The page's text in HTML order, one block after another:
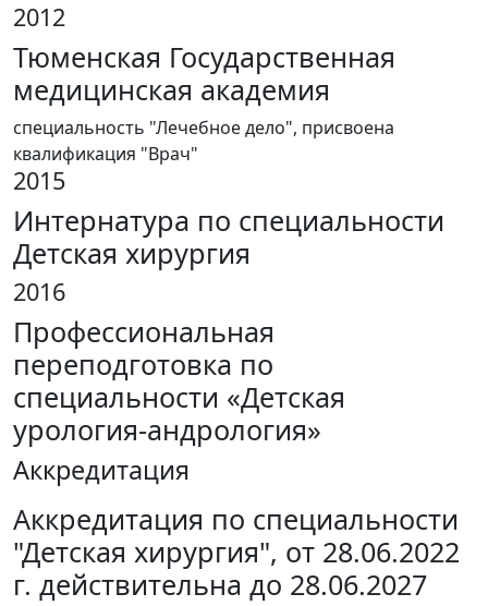
2012
Тюменская Государственная
медицинская академия
специальность "Лечебное дело", присвоена
квалификация "Врач"
2015
Интернатура по специальности
Детская хирургия
2016
Профессиональная
переподготовка по
специальности «Детская
урология-андрология»
Аккредитация
Аккредитация по специальности
"Детская хирургия", от 28.06.2022
г. действительна до 28.06.2027